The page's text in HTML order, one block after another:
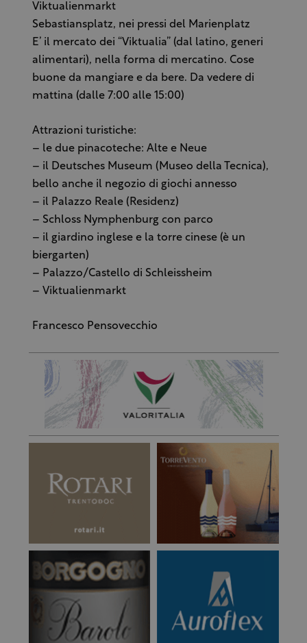
Viktualienmarkt
Sebastiansplatz, nei pressi del Marienplatz
E’ il mercato dei “Viktualia” (dal latino, generi
alimentari), nella forma di mercatino. Cose
buone da mangiare e da bere. Da vedere di
mattina (dalle 7:00 alle 15:00)
Attrazioni turistiche:
– le due pinacoteche: Alte e Neue
– il Deutsches Museum (Museo della Tecnica),
bello anche il negozio di giochi annesso
– il Palazzo Reale (Residenz)
– Schloss Nymphenburg con parco
– il giardino inglese e la torre cinese (è un
biergarten)
– Palazzo/Castello di Schleissheim
– Viktualienmarkt
Francesco Pensovecchio